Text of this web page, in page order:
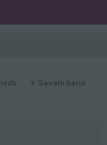
🍷 Savam barui